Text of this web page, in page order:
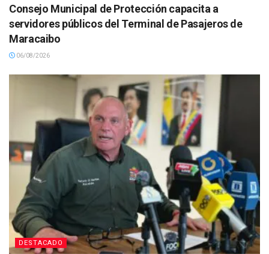
Consejo Municipal de Protección capacita a
servidores públicos del Terminal de Pasajeros de
Maracaibo
06/08/2026
DESTACADO